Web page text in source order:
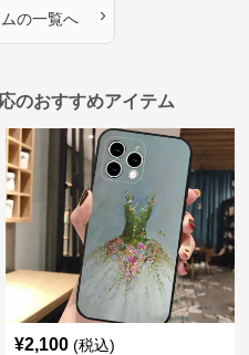
の一覧へ ›
のおすすめアイテム
¥2,100 (税込)